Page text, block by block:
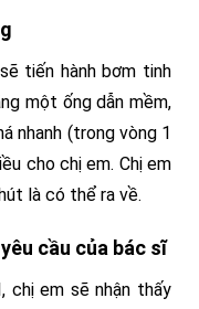
tiến hành bơm tinh
một ống dẫn mềm,
nhanh (trong vòng 1
cho chị em. Chị em
là có thể ra về.
cầu của bác sĩ
chị em sẽ nhận thấy